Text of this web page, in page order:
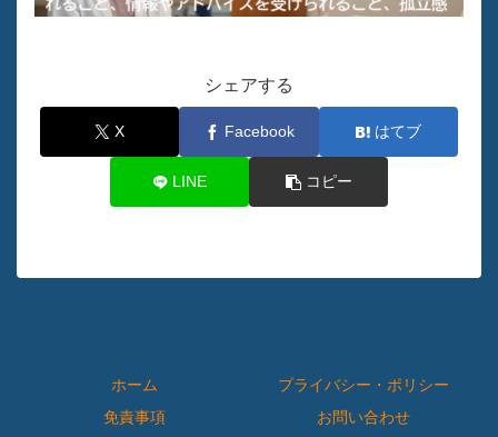
シェアする
X Facebook はてブ
LINE コピー
ホーム
プライバシー・ポリシー
免責事項
お問い合わせ